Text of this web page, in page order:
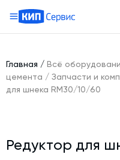
Бетонные заводы (БСУ,
Бетоносмесители
Гибкие шнеки для
География поставок
Руководство
Сотрудничество
История компании
Ответы на вопросы
Главная / Всё
цемента / Запчасти и
для шнека RM30/10/60
Редуктор для